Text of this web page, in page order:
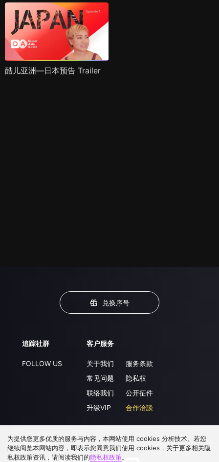
酷儿亚洲—日本预告 Trailer
兑换序号
追踪社群
FOLLOW US
客户服务
关于我们
常见问题
联络我们
升级VIP
服务条款
隐私权
公开征件
合作洽談
下载 APP
为提供您更多优质的服务与内容，本网站使用 cookies 分析技术。若您
继续阅览本网站内容，即表示您同意我们使用 cookies，关于更多相关隐
私权政策资讯，请阅读我们的隐私权政策。